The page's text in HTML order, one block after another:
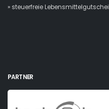
» steuerfreie
PARTNER